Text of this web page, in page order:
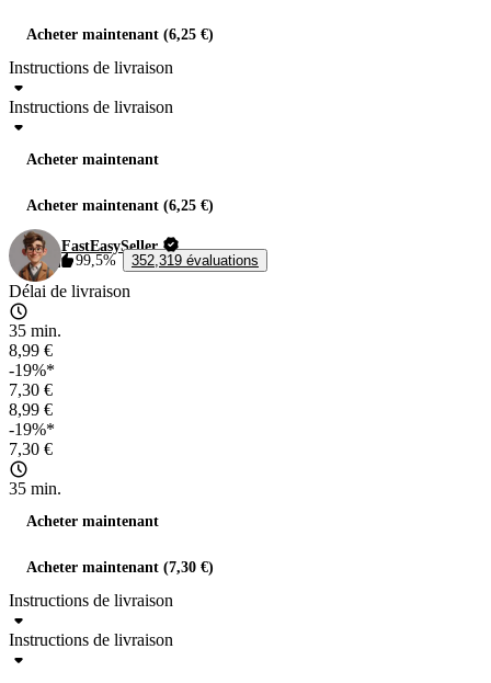
Acheter maintenant (6,25 €)
Instructions de livraison
Instructions de livraison
Acheter maintenant
Acheter maintenant (6,25 €)
FastEasySeller
99,5%
352,319 évaluations
Délai de livraison
35 min.
8,99 €
-19%*
7,30 €
8,99 €
-19%*
7,30 €
35 min.
Acheter maintenant
Acheter maintenant (7,30 €)
Instructions de livraison
Instructions de livraison